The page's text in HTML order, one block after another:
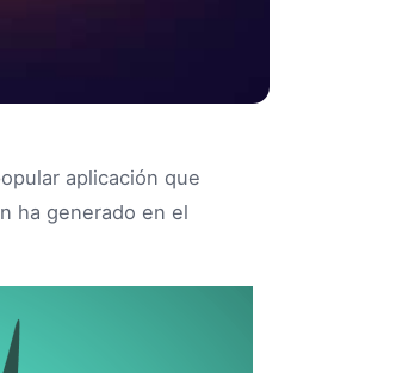
aplicación que
ha generado en el